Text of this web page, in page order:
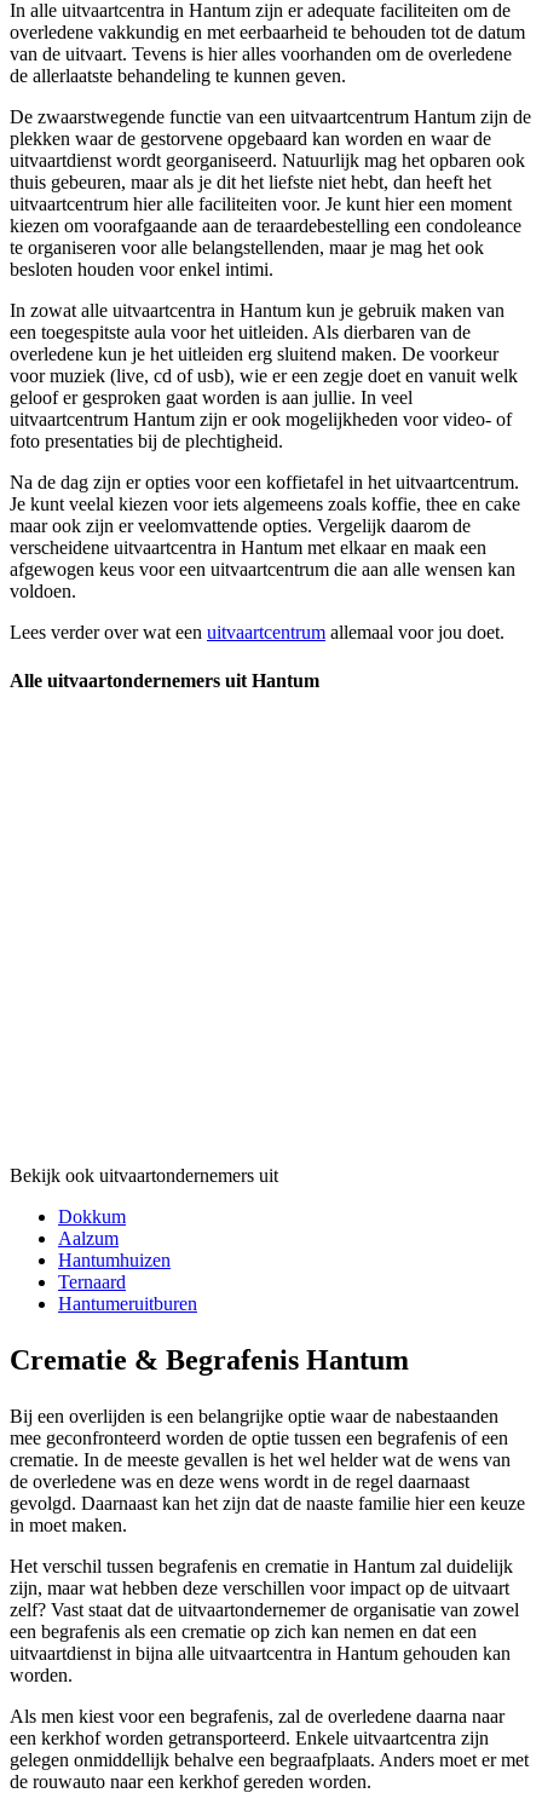
In alle uitvaartcentra in Hantum zijn er adequate faciliteiten om de
overledene vakkundig en met eerbaarheid te behouden tot de datum
van de uitvaart. Tevens is hier alles voorhanden om de overledene
de allerlaatste behandeling te kunnen geven.
De zwaarstwegende functie van een uitvaartcentrum Hantum zijn de
plekken waar de gestorvene opgebaard kan worden en waar de
uitvaartdienst wordt georganiseerd. Natuurlijk mag het opbaren ook
thuis gebeuren, maar als je dit het liefste niet hebt, dan heeft het
uitvaartcentrum hier alle faciliteiten voor. Je kunt hier een moment
kiezen om voorafgaande aan de teraardebestelling een condoleance
te organiseren voor alle belangstellenden, maar je mag het ook
besloten houden voor enkel intimi.
In zowat alle uitvaartcentra in Hantum kun je gebruik maken van
een toegespitste aula voor het uitleiden. Als dierbaren van de
overledene kun je het uitleiden erg sluitend maken. De voorkeur
voor muziek (live, cd of usb), wie er een zegje doet en vanuit welk
geloof er gesproken gaat worden is aan jullie. In veel
uitvaartcentrum Hantum zijn er ook mogelijkheden voor video- of
foto presentaties bij de plechtigheid.
Na de dag zijn er opties voor een koffietafel in het uitvaartcentrum.
Je kunt veelal kiezen voor iets algemeens zoals koffie, thee en cake
maar ook zijn er veelomvattende opties. Vergelijk daarom de
verscheidene uitvaartcentra in Hantum met elkaar en maak een
afgewogen keus voor een uitvaartcentrum die aan alle wensen kan
voldoen.
Lees verder over wat een uitvaartcentrum allemaal voor jou doet.
Alle uitvaartondernemers uit Hantum
Bekijk ook uitvaartondernemers uit
Dokkum
Aalzum
Hantumhuizen
Ternaard
Hantumeruitburen
Crematie & Begrafenis Hantum
Bij een overlijden is een belangrijke optie waar de nabestaanden
mee geconfronteerd worden de optie tussen een begrafenis of een
crematie. In de meeste gevallen is het wel helder wat de wens van
de overledene was en deze wens wordt in de regel daarnaast
gevolgd. Daarnaast kan het zijn dat de naaste familie hier een keuze
in moet maken.
Het verschil tussen begrafenis en crematie in Hantum zal duidelijk
zijn, maar wat hebben deze verschillen voor impact op de uitvaart
zelf? Vast staat dat de uitvaartondernemer de organisatie van zowel
een begrafenis als een crematie op zich kan nemen en dat een
uitvaartdienst in bijna alle uitvaartcentra in Hantum gehouden kan
worden.
Als men kiest voor een begrafenis, zal de overledene daarna naar
een kerkhof worden getransporteerd. Enkele uitvaartcentra zijn
gelegen onmiddellijk behalve een begraafplaats. Anders moet er met
de rouwauto naar een kerkhof gereden worden.